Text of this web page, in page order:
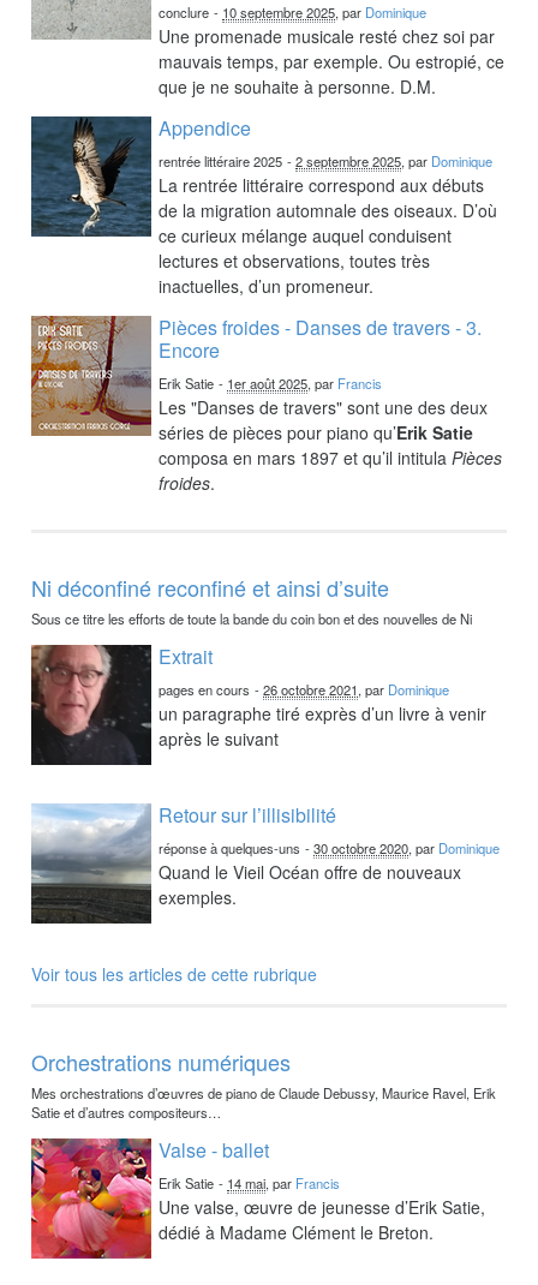
conclure - 10 septembre 2025, par Dominique
Une promenade musicale resté chez soi par
mauvais temps, par exemple. Ou estropié, ce
que je ne souhaite à personne. D.M.
Appendice
rentrée littéraire 2025 -2 septembre 2025, par Dominique
La rentrée littéraire correspond aux débuts
de la migration automnale des oiseaux. D’où
ce curieux mélange auquel conduisent
lectures et observations, toutes très
inactuelles, d’un promeneur.
Pièces froides - Danses de travers - 3.
Encore
Erik Satie - 1er août 2025, par Francis
Les "Danses de travers" sont une des deux
séries de pièces pour piano qu’Erik Satie
composa en mars 1897 et qu’il intitulaPièces
froides.
Ni déconfiné reconfiné et ainsi d’suite
Sous ce titre les efforts de toute la bande du coin bon et des nouvelles de Ni
Extrait
pages en cours -26 octobre 2021, par Dominique
un paragraphe tiré exprès d’un livre à venir
après le suivant
Retour sur l’illisibilité
réponse à quelques-uns -30 octobre 2020, par Dominique
Quand le Vieil Océan offre de nouveaux
exemples.
Voir tous les articles de cette rubrique
Orchestrations numériques
Mes orchestrations d’œuvres de piano de Claude Debussy, Maurice Ravel, Erik
Satie et d’autres compositeurs…
Valse - ballet
Erik Satie - 14 mai, par Francis
Une valse, œuvre de jeunesse d’Erik Satie,
dédié à Madame Clément le Breton.